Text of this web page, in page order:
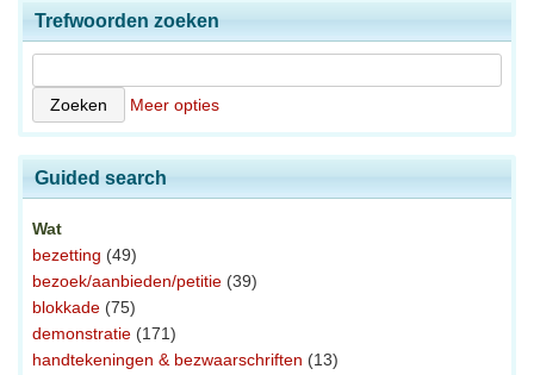
Trefwoorden zoeken
Meer opties
Guided search
Wat
bezetting (49)
bezoek/aanbieden/petitie (39)
blokkade (75)
demonstratie (171)
handtekeningen & bezwaarschriften (13)